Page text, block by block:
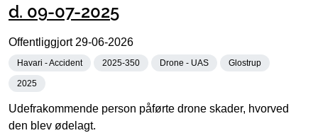
d. 09-07-2025
Offentliggjort 29-06-2026
Havari - Accident 2025-350 Drone - UAS Glostrup
2025
Udefrakommende person påførte drone skader, hvorved
den blev ødelagt.